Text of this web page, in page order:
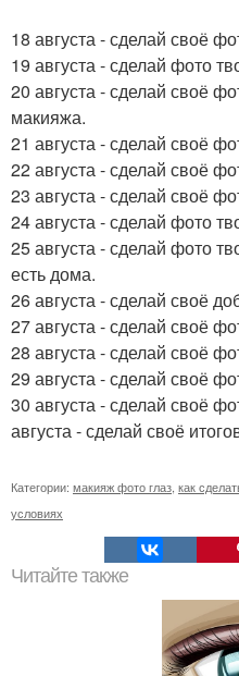
18 августа - сделай своё
19 августа - сделай фото
20 августа - сделай своё
макияжа.
21 августа - сделай своё
22 августа - сделай своё
23 августа - сделай своё
24 августа - сделай фото
25 августа - сделай фото
есть дома.
26 августа - сделай своё
27 августа - сделай своё
28 августа - сделай своё
29 августа - сделай своё
30 августа - сделай своё
августа - сделай своё
Категории: макияж фото глаз как
условиях
Читайте также